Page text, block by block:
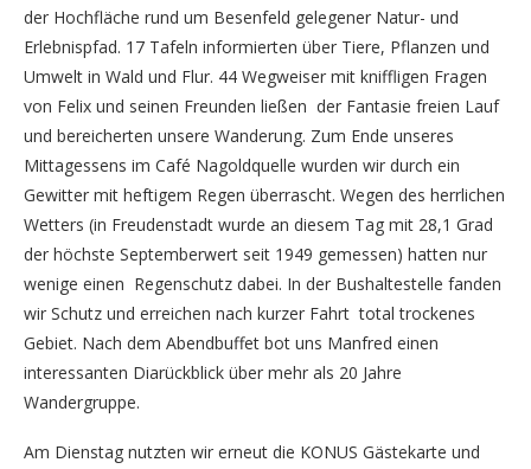
der Hochfläche rund um Besenfeld gelegener Natur- und
Erlebnispfad. 17 Tafeln informierten über Tiere, Pflanzen und
Umwelt in Wald und Flur. 44 Wegweiser mit kniffligen Fragen
von Felix und seinen Freunden ließen der Fantasie freien Lauf
und bereicherten unsere Wanderung. Zum Ende unseres
Mittagessens im Café Nagoldquelle wurden wir durch ein
Gewitter mit heftigem Regen überrascht. Wegen des herrlichen
Wetters (in Freudenstadt wurde an diesem Tag mit 28,1 Grad
der höchste Septemberwert seit 1949 gemessen) hatten nur
wenige einen Regenschutz dabei. In der Bushaltestelle fanden
wir Schutz und erreichen nach kurzer Fahrt total trockenes
Gebiet. Nach dem Abendbuffet bot uns Manfred einen
interessanten Diarückblick über mehr als 20 Jahre
Wandergruppe.
Am Dienstag nutzten wir erneut die KONUS Gästekarte und